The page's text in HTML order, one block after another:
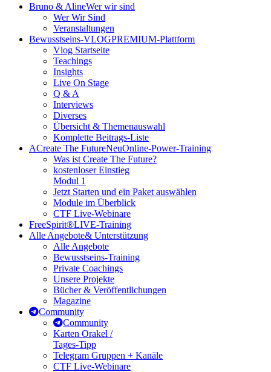
Bruno & AlineWer wir sind
Wer Wir Sind
Veranstaltungen
Bewusstseins-VLOGPREMIUM-Plattform
Vlog Startseite
Teachings
Insights
Live On Stage
Q & A
Interviews
Diverses
Übersicht & Themenauswahl
Komplette Beitrags-Liste
ACreate The FutureNeuOnline-Power-Training
Was ist Create The Future?
kostenloser Einstieg
Modul 1
Jetzt Starten und ein Paket auswählen
Module im Überblick
CTF Live-Webinare
FreeSpirit®LIVE-Training
Alle Angebote& Unterstützung
Alle Angebote
Bewusstseins-Training
Private Coachings
Unsere Projekte
Bücher & Veröffentlichungen
Magazine
Community
Community
Karten Orakel /
Tages-Tipp
Telegram Gruppen + Kanäle
CTF Live-Webinare